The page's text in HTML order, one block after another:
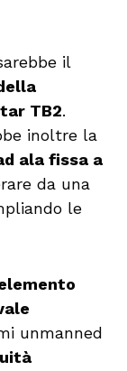
il
TB2.
inoltre la
ala fissa a
da una
le
unmanned